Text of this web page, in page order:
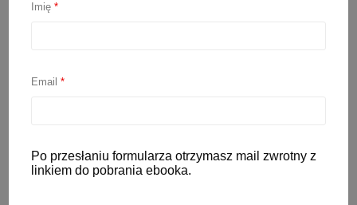
Kiedy wprowadzić cukier
dziecka? Czy trzeba? Jak to zrobić
rozsądnie? Na te pytania postaram się
Imię*
Email*
Po przesłaniu formularza otrzymasz mail zwrotny z
linkiem do pobrania ebooka.